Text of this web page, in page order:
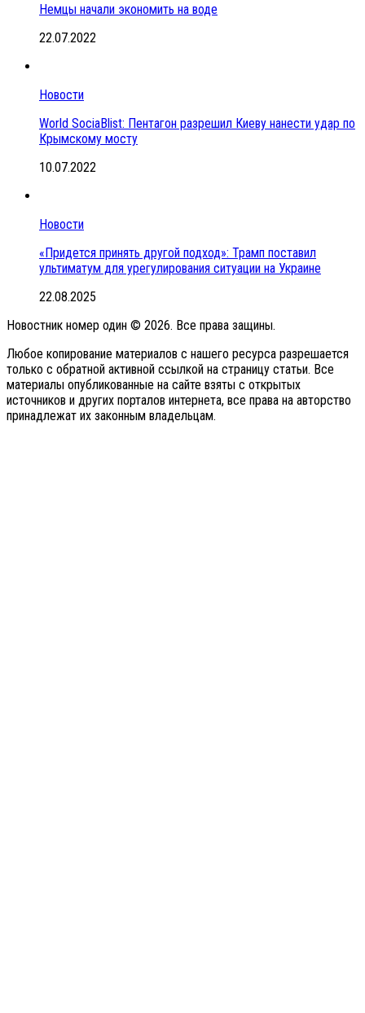
Немцы начали экономить на воде
22.07.2022
Новости
World SociaВlist: Пентагон разрешил Киеву нанести удар по
Крымскому мосту
10.07.2022
Новости
«Придется принять другой подход»: Трамп поставил
ультиматум для урегулирования ситуации на Украине
22.08.2025
Новостник номер один © 2026. Все права защины.
Любое копирование материалов с нашего ресурса разрешается
только с обратной активной ссылкой на страницу статьи. Все
материалы опубликованные на сайте взяты с открытых
источников и других порталов интернета, все права на авторство
принадлежат их законным владельцам.